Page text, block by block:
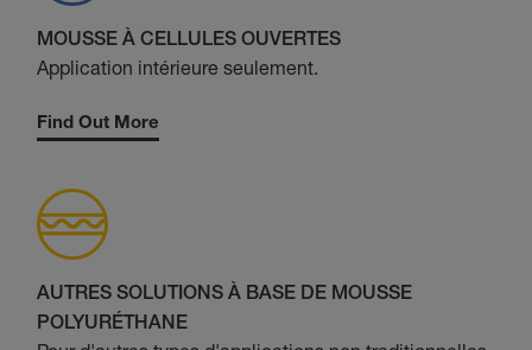
MOUSSE À CELLULES OUVERTES
Application intérieure seulement.
Find Out More
AUTRES SOLUTIONS À BASE DE MOUSSE
POLYURÉTHANE